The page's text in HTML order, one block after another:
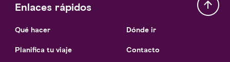
Enlaces rápidos
Qué hacer
Planifica tu viaje
Dónde ir
Contacto